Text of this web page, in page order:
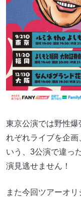
東京公演では野性
れぞれライブを企
いう、3公演で違っ
演見逃せません！
また今回ツアーオ